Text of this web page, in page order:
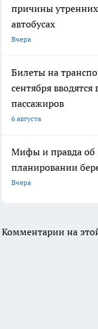
причины
автобусах
Вчера
Билеты на
сентября
пассажиров
6 августа
Мифы и правда об
планировании
Вчера
Комментарии на